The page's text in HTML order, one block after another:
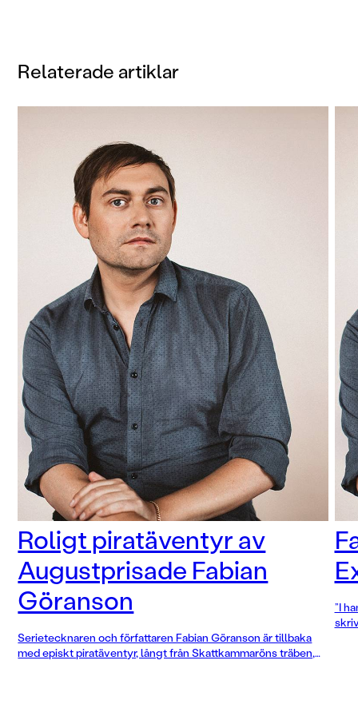
faktaspäckad bok med serieavsnitt, för alla
Relaterade artiklar
Roligt piratäventyr av
Augustprisade Fabian
Göranson
Serietecknaren och författaren Fabian Göranson är tillbaka
med episkt piratäventyr, långt från Skattkammaröns träben,
”I